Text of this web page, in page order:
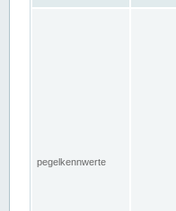
pegelkennwerte